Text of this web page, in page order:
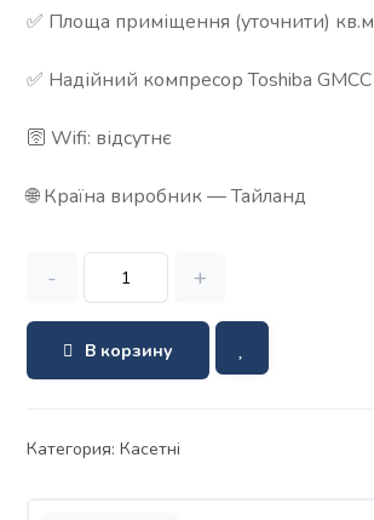
✅ Площа приміщення (уточнити) кв.м
✅ Надійний компресор Toshiba GMCC
🛜 Wifi: відсутнє
🌐 Країна виробник — Тайланд
- +
В корзину
Категория:Касетні